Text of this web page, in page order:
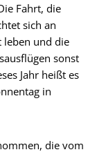
Fahrt, die
sich an
leben und die
sonst
Jahr heißt es
in
die vom